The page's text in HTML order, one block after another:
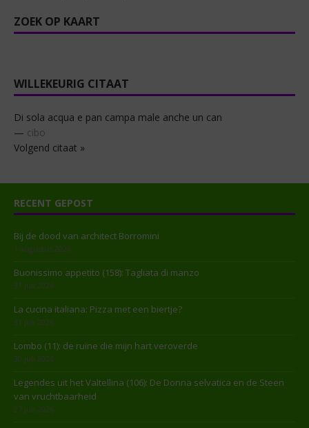
ZOEK OP KAART
WILLEKEURIG CITAAT
Di sola acqua e pan campa male anche un can
— cibo
Volgend citaat »
RECENT GEPOST
Bij de dood van architect Borromini
1 augustus 2026
Buonissimo appetito (158): Tagliata di manzo
31 juli 2026
La cucina italiana: Pizza met een biertje?
31 juli 2026
Lombo (11): de ruïne die mijn hart veroverde
30 juli 2026
Legendes uit het Valtellina (106): De Donna selvatica en de Steen
van vruchtbaarheid
27 juli 2026